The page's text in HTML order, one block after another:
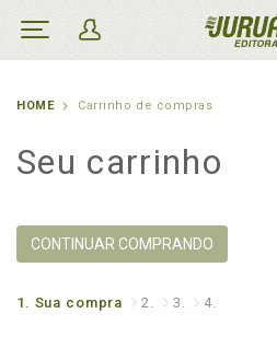
HOME Carrinho de compras
Seu carrinho
CONTINUAR COMPRANDO
1. Sua compra 2. 3. 4.